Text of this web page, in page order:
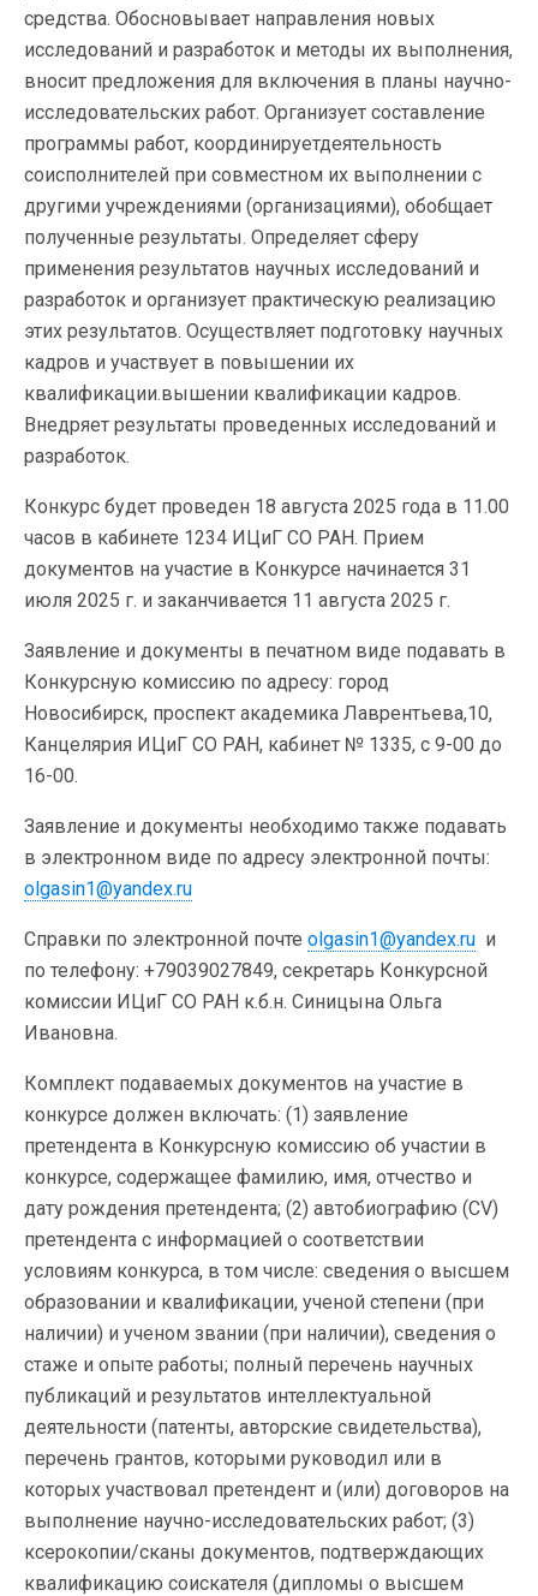
средства. Обосновывает направления новых
исследований и разработок и методы их выполнения,
вносит предложения для включения в планы научно-
исследовательских работ. Организует составление
программы работ, координируетдеятельность
соисполнителей при совместном их выполнении с
другими учреждениями (организациями), обобщает
полученные результаты. Определяет сферу
применения результатов научных исследований и
разработок и организует практическую реализацию
этих результатов. Осуществляет подготовку научных
кадров и участвует в повышении их
квалификации.вышении квалификации кадров.
Внедряет результаты проведенных исследований и
разработок.
Конкурс будет проведен 18 августа 2025 года в 11.00
часов в кабинете 1234 ИЦиГ СО РАН. Прием
документов на участие в Конкурсе начинается 31
июля 2025 г. и заканчивается 11 августа 2025 г.
Заявление и документы в печатном виде подавать в
Конкурсную комиссию по адресу: город
Новосибирск, проспект академика Лаврентьева,10,
Канцелярия ИЦиГ СО РАН, кабинет № 1335, с 9-00 до
16-00.
Заявление и документы необходимо также подавать
в электронном виде по адресу электронной почты:
olgasin1@yandex.ru
Справки по электронной почте olgasin1@yandex.ru и
по телефону: +79039027849, секретарь Конкурсной
комиссии ИЦиГ СО РАН к.б.н. Синицына Ольга
Ивановна.
Комплект подаваемых документов на участие в
конкурсе должен включать: (1) заявление
претендента в Конкурсную комиссию об участии в
конкурсе, содержащее фамилию, имя, отчество и
дату рождения претендента; (2) автобиографию (CV)
претендента с информацией о соответствии
условиям конкурса, в том числе: сведения о высшем
образовании и квалификации, ученой степени (при
наличии) и ученом звании (при наличии), сведения о
стаже и опыте работы; полный перечень научных
публикаций и результатов интеллектуальной
деятельности (патенты, авторские свидетельства),
перечень грантов, которыми руководил или в
которых участвовал претендент и (или) договоров на
выполнение научно-исследовательских работ; (3)
ксерокопии/сканы документов, подтверждающих
квалификацию соискателя (дипломы о высшем